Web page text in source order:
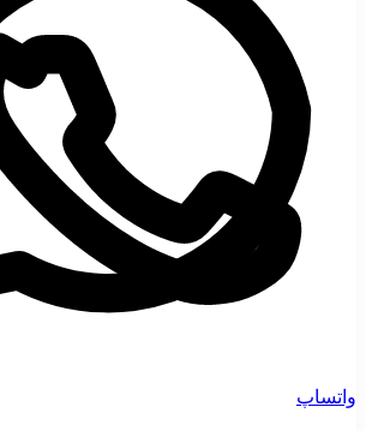
واتساپ